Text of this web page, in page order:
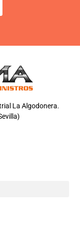
La Algodonera.